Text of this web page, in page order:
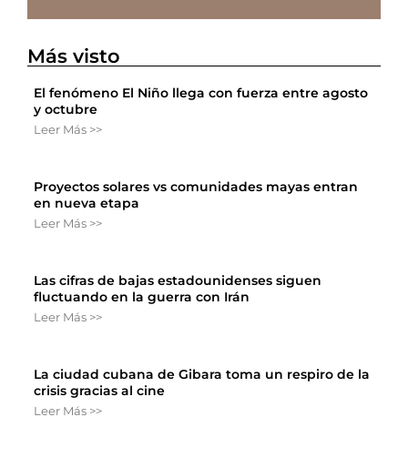
Más visto
El fenómeno El Niño llega con fuerza entre agosto
y octubre
Leer Más >>
Proyectos solares vs comunidades mayas entran
en nueva etapa
Leer Más >>
Las cifras de bajas estadounidenses siguen
fluctuando en la guerra con Irán
Leer Más >>
La ciudad cubana de Gibara toma un respiro de la
crisis gracias al cine
Leer Más >>